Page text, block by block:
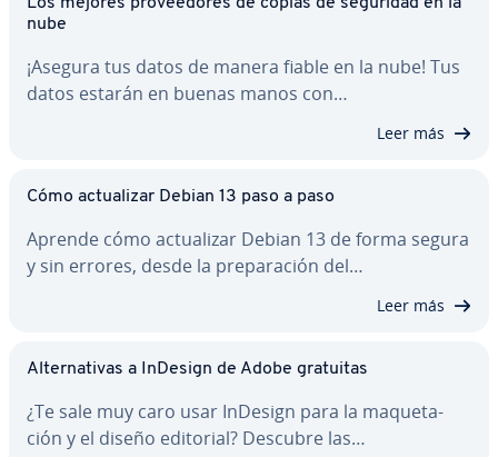
Los mejores pro­vee­do­res de copias de seguridad en la
nube
¡Asegura tus datos de manera fiable en la nube! Tus
datos estarán en buenas manos con…
Leer más
Cómo ac­tua­li­zar Debian 13 paso a paso
Aprende cómo ac­tua­li­zar Debian 13 de forma segura
y sin errores, desde la pre­pa­ra­ción del…
Leer más
Al­te­r­na­ti­vas a InDesign de Adobe gratuitas
¿Te sale muy caro usar InDesign para la ma­que­ta­
ción y el diseño editorial? Descubre las…